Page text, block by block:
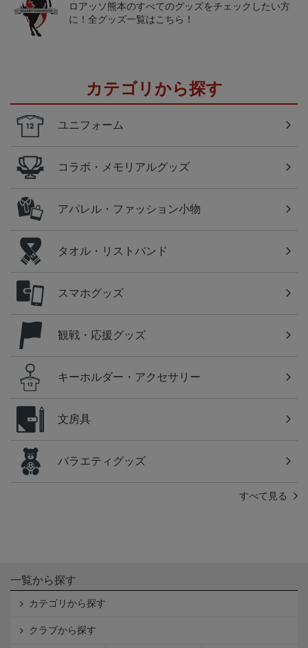
ロアッソ熊本のすべてのグッズをチェックしたい方
に！全グッズ一覧はこちら！
カテゴリから探す
ユニフォーム
コラボ・メモリアルグッズ
アパレル・ファッション小物
タオル・リストバンド
スマホグッズ
観戦・応援グッズ
キーホルダー・アクセサリー
文房具
バラエティグッズ
すべて見る
一覧から探す
カテゴリから探す
クラブから探す